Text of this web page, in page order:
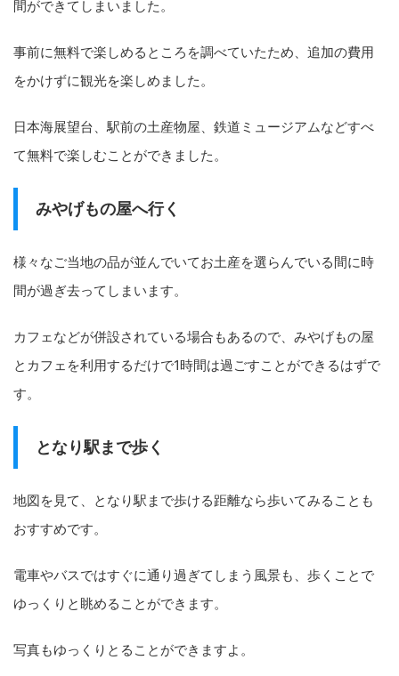
間ができてしまいました。
事前に無料で楽しめるところを調べていたため、追加の費用
をかけずに観光を楽しめました。
日本海展望台、駅前の土産物屋、鉄道ミュージアムなどすべ
て無料で楽しむことができました。
みやげもの屋へ行く
様々なご当地の品が並んでいてお土産を選らんでいる間に時
間が過ぎ去ってしまいます。
カフェなどが併設されている場合もあるので、みやげもの屋
とカフェを利用するだけで1時間は過ごすことができるはずで
す。
となり駅まで歩く
地図を見て、となり駅まで歩ける距離なら歩いてみることも
おすすめです。
電車やバスではすぐに通り過ぎてしまう風景も、歩くことで
ゆっくりと眺めることができます。
写真もゆっくりとることができますよ。